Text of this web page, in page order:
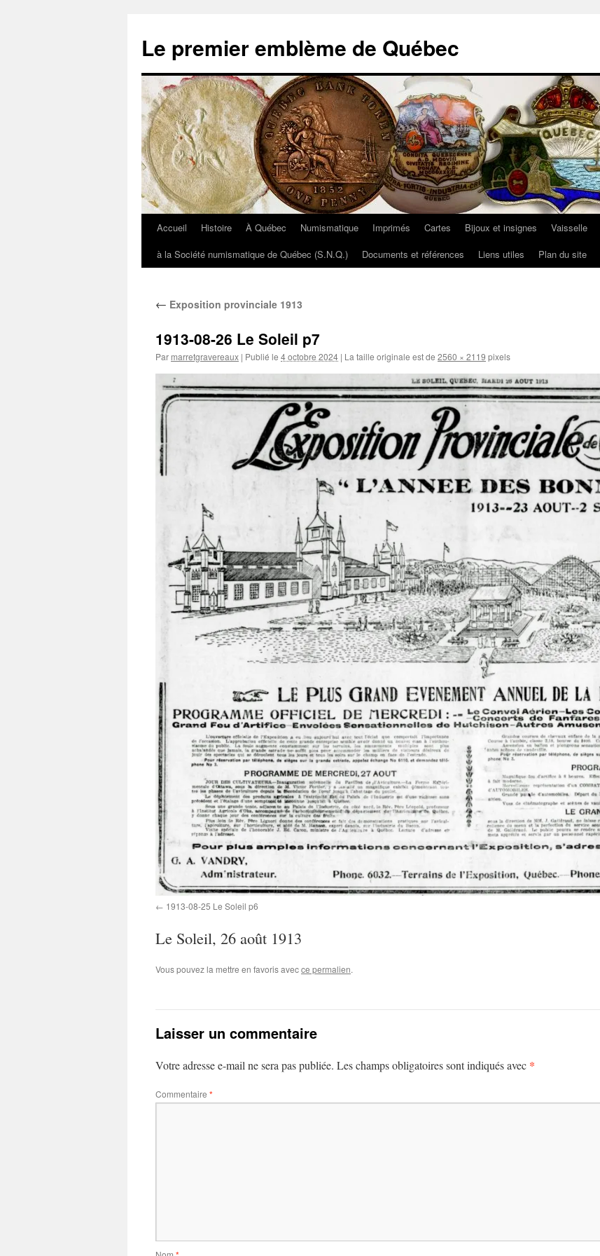
contenu
Le premier emblème de Québec
Accueil Histoire À Québec Numismatique Imprimés Cartes Bijoux et insignes Vaisselle
à la Société numismatique de Québec (S.N.Q.)
Documents et références Liens utiles Plan du site
← Exposition provinciale 1913
1913-08-26 Le Soleil p7
Par marretgravereaux | Publié le 4 octobre 2024 | La taille originale est de 2560 × 2119 pixels
1913-08-25 Le Soleil p6
Le Soleil, 26 août 1913
Vous pouvez la mettre en favoris avecce permalien.
Laisser un commentaire
Votre adresse e-mail ne sera pas publiée. Les champs obligatoires sont indiqués avec *
Commentaire *